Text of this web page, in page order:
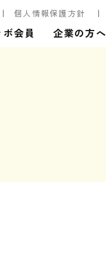
個人情報保護方針
会員 企業の方へ